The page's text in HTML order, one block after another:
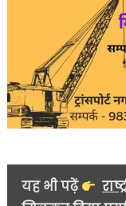
यह भी पढ़ें